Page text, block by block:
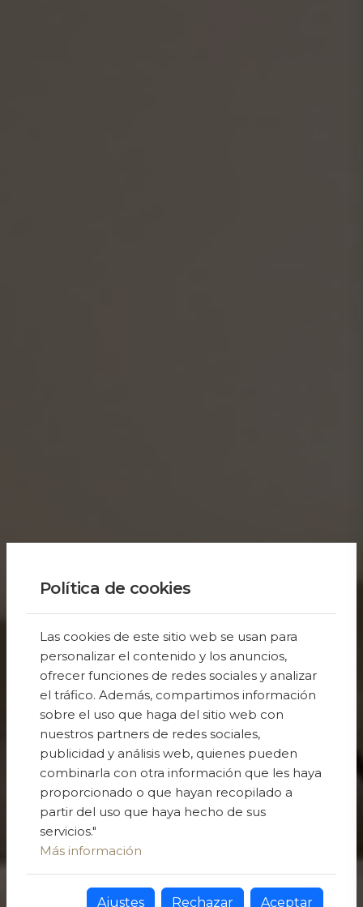
Política de cookies
Las cookies de este sitio web se usan para
personalizar el contenido y los anuncios,
ofrecer funciones de redes sociales y analizar
el tráfico. Además, compartimos información
sobre el uso que haga del sitio web con
nuestros partners de redes sociales,
publicidad y análisis web, quienes pueden
combinarla con otra información que les haya
proporcionado o que hayan recopilado a
partir del uso que haya hecho de sus
servicios."
Más información
Ajustes Rechazar Aceptar